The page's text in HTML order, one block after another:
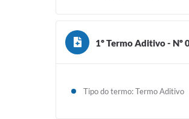
1º Termo Aditivo - Nº
Tipo do termo: Termo Aditivo